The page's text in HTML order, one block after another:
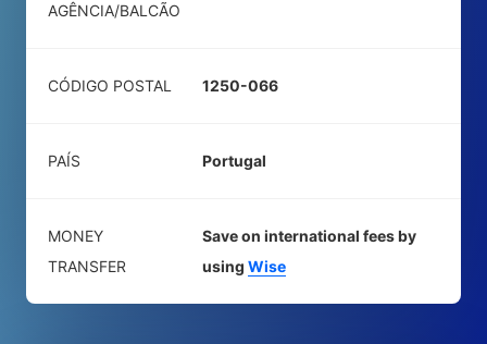
AGÊNCIA/BALCÃO
CÓDIGO POSTAL 1250-066
PAÍS Portugal
MONEY
TRANSFER
Save on international fees by
using Wise